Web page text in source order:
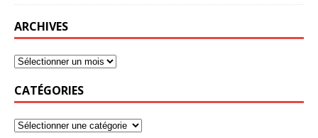
ARCHIVES
CATÉGORIES